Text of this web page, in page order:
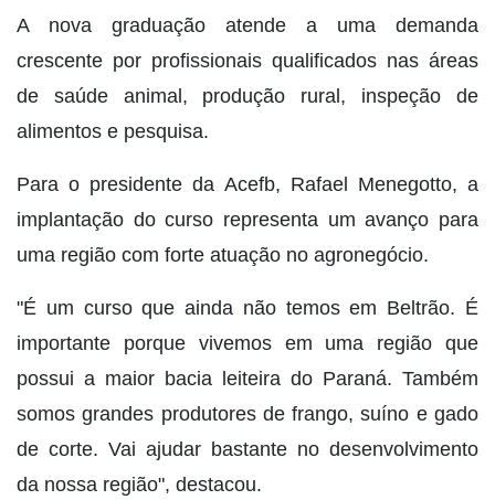
A nova graduação atende a uma demanda
crescente por profissionais qualificados nas áreas
de saúde animal, produção rural, inspeção de
alimentos e pesquisa.
Para o presidente da Acefb, Rafael Menegotto, a
implantação do curso representa um avanço para
uma região com forte atuação no agronegócio.
"É um curso que ainda não temos em Beltrão. É
importante porque vivemos em uma região que
possui a maior bacia leiteira do Paraná. Também
somos grandes produtores de frango, suíno e gado
de corte. Vai ajudar bastante no desenvolvimento
da nossa região", destacou.